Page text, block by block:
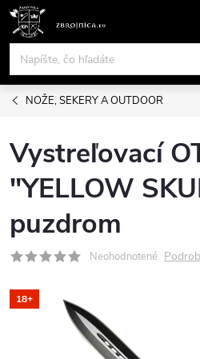
Prejsť
obsah
NOŽE, SEKERY A OUTDOOR
Vystreľovací
"YELLOW
puzdrom
Neohodnotené
18+